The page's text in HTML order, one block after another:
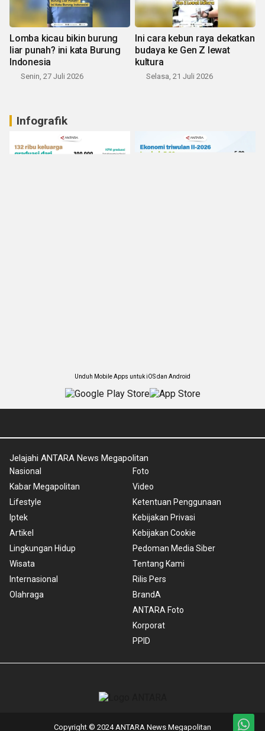
Lomba kicau bikin burung
liar punah? ini kata Burung
Indonesia
Senin, 27 Juli 2026
Ini cara kebun raya dekatkan
budaya ke Gen Z lewat
kultura
Selasa, 21 Juli 2026
Infografik
Unduh Mobile Apps untuk iOS dan Android
Jelajahi ANTARA News Megapolitan
Nasional
Kabar Megapolitan
Lifestyle
Iptek
Artikel
Lingkungan Hidup
Wisata
Internasional
Olahraga
Foto
Video
Ketentuan Penggunaan
Kebijakan Privasi
Kebijakan Cookie
Pedoman Media Siber
Tentang Kami
Rilis Pers
BrandA
ANTARA Foto
Korporat
PPID
Copyright © 2024 ANTARA News Megapolitan